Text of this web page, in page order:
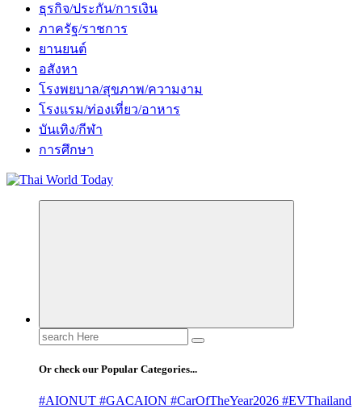
ธุรกิจ/ประกัน/การเงิน
ภาครัฐ/ราชการ
ยานยนต์
อสังหา
โรงพยบาล/สุขภาพ/ความงาม
โรงแรม/ท่องเที่ยว/อาหาร
บันเทิง/กีฬา
การศึกษา
Search
for:
Or check our Popular Categories...
#AIONUT #GACAION #CarOfTheYear2026 #EVThailand